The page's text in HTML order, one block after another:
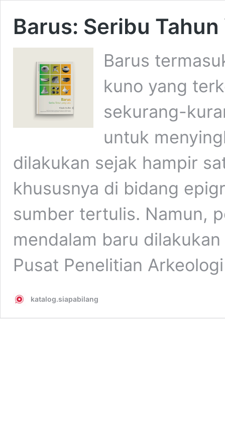
Barus: Seribu Tahun
Barus
kuno yang
sekurang-
untuk
dilakukan sejak hampir
khususnya di bidang
sumber tertulis. Namun,
mendalam baru
Pusat Penelitian
katalog.siapabilang